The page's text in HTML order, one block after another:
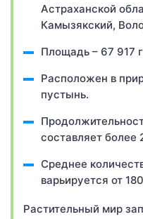
Астраханской
Камызякский,
Площадь – 67 917
Расположен в
пустынь.
составляет более
Среднее
варьируется от
Растительный мир